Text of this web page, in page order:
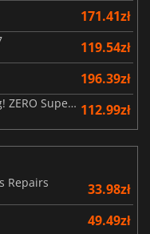
171.41zł
119.54zł
196.39zł
DRAGON BALL Sparking! ZERO Super Limit Breaking NEO 112.99zł
Repairs
33.98zł
49.49zł